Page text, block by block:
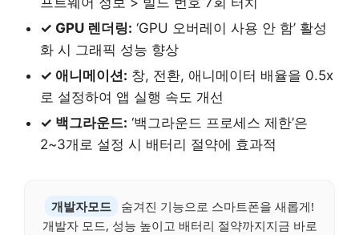
✓ GPU 렌더링: ‘GPU 오버레이 사용 안 함’ 활성
화 시 그래픽 성능 향상
✓ 애니메이션: 창, 전환, 애니메이터 배율을 0.5x
로 설정하여 앱 실행 속도 개선
✓ 백그라운드: ‘백그라운드 프로세스 제한’은
2~3개로 설정 시 배터리 절약에 효과적
개발자모드
숨겨진 기능으로 스마트폰을 새롭게!
개발자 모드, 성능 높이고 배터리 절약까지지금 바로